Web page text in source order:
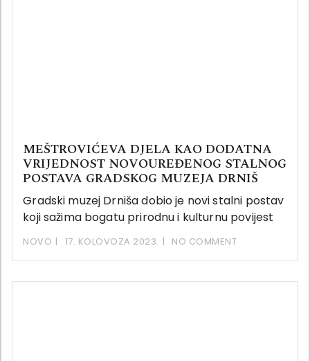
MEŠTROVIĆEVA DJELA KAO DODATNA
VRIJEDNOST NOVOUREĐENOG STALNOG
POSTAVA GRADSKOG MUZEJA DRNIŠ
Gradski muzej Drniša dobio je novi stalni postav
koji sažima bogatu prirodnu i kulturnu povijest
NOVO 17. KOLOVOZA 2023. NO COMMENT